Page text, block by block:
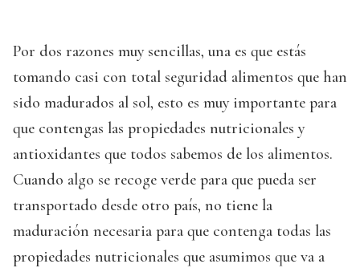
Por dos razones muy sencillas, una es que estás
tomando casi con total seguridad alimentos que han
sido madurados al sol, esto es muy importante para
que contengas las propiedades nutricionales y
antioxidantes que todos sabemos de los alimentos.
Cuando algo se recoge verde para que pueda ser
transportado desde otro país, no tiene la
maduración necesaria para que contenga todas las
propiedades nutricionales que asumimos que va a